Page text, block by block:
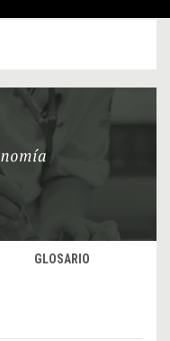
GLOSARIO